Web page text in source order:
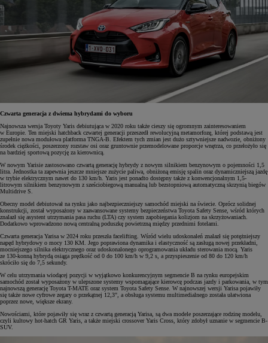
Czwarta generacja z dwiema hybrydami do wyboru
Najnowsza wersja Toyoty Yaris debiutująca w 2020 roku także cieszy się ogromnym zainteresowaniem
w Europie. Ten miejski hatchback czwartej generacji przeszedł rewolucyjną metamorfozę, której podstawą jest
zupełnie nowa modułowa platforma TNGA-B. Efektem tych zmian jest dużo sztywniejsze nadwozie, obniżony
środek ciężkości, poszerzony rozstaw osi oraz gruntownie przemodelowane proporcje wnętrza, co przełożyło się
na bardziej sportową pozycję za kierownicą.
W nowym Yarisie zastosowano czwartą generację hybrydy z nowym silnikiem benzynowym o pojemności 1,5
litra. Jednostka ta zapewnia jeszcze mniejsze zużycie paliwa, obniżoną emisję spalin oraz dynamiczniejszą jazdę
w trybie elektrycznym nawet do 130 km/h. Yaris jest ponadto dostępny także z konwencjonalnym 1,5-
litrowym silnikiem benzynowym z sześciobiegową manualną lub bezstopniową automatyczną skrzynią biegów
Multidrive S.
Obecny model debiutował na rynku jako najbezpieczniejszy samochód miejski na świecie. Oprócz solidnej
konstrukcji, został wyposażony w zaawansowane systemy bezpieczeństwa Toyota Safety Sense, wśród których
znalazł się asystent utrzymania pasa ruchu (LTA) czy system zapobiegania kolizjom na skrzyżowaniach.
Dodatkowo wprowadzono nową centralną poduszkę powietrzną między przednimi fotelami.
Czwarta generacja Yarisa w 2024 roku przeszła facelifting. Wśród wielu udoskonaleń znalazł się potężniejszy
napęd hybrydowy o mocy 130 KM. Jego poprawiona dynamika i elastyczność są zasługą nowej przekładni,
mocniejszego silnika elektrycznego oraz udoskonalonego oprogramowania układu sterowania mocą. Yaris
ze 130-konną hybrydą osiąga prędkość od 0 do 100 km/h w 9,2 s, a przyspieszenie od 80 do 120 km/h
skróciło się do 7,5 sekundy.
W celu utrzymania wiodącej pozycji w wyjątkowo konkurencyjnym segmencie B na rynku europejskim
samochód został wyposażony w ulepszone systemy wspomagające kierowcę podczas jazdy i parkowania, w tym
najnowszą generację Toyota T-MATE oraz system Toyota Safety Sense. W najnowszej wersji Yarisa pojawiły
się także nowe cyfrowe zegary o przekątnej 12,3", a obsługa systemu multimedialnego została ułatwiona
poprzez nowe, większe ekrany.
Nowościami, które pojawiły się wraz z czwartą generacją Yarisa, są dwa modele poszerzające rodzinę modelu,
czyli kultowy hot-hatch GR Yaris, a także miejski crossover Yaris Cross, który zdobył uznanie w segmencie B-
SUV.